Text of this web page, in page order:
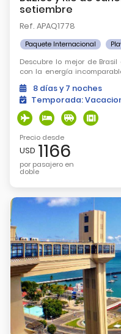
setiembre
Ref. APAQ1778
Paquete Internacional
Descubre lo mejor de
con la energía
ofrecer.
8 díasy 7 noches
Temporada:
Precio desde
USD 1166
por pasajero en
doble